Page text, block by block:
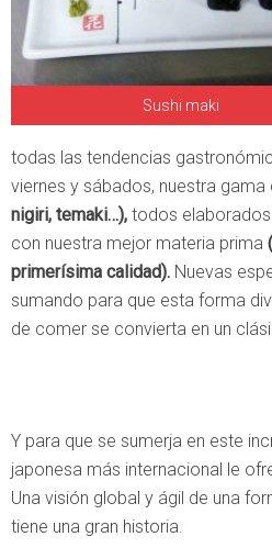
Sushi maki
todas las tendencias
viernes y sábados, nuestra gama
nigiri, temaki…), todos
con nuestra mejor materia prima
primerísima calidad). Nuevas
sumando para que esta forma
de comer se convierta en un
Y para que se sumerja en este
japonesa más internacional le
Una visión global y ágil de una
tiene una gran historia.